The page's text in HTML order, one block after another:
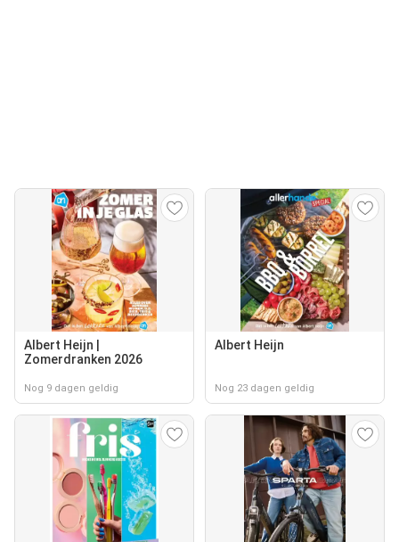
Albert Heijn |
Zomerdranken 2026
Nog 9 dagen geldig
Albert Heijn
Nog 23 dagen geldig